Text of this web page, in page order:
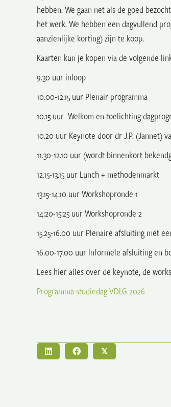
hebben. We gaan net als de goed
het werk. We hebben een dagvullend
aanzienlijke korting) zijn te koop.
Kaarten kun je kopen via de volgende
9.30 uur inloop
10.00-12.15 uur Plenair programma
10.15 uur Welkom en toelichting
10.20 uur Keynote door dr J.P. (Jannet)
11.30-12.10 uur (wordt binnenkort
12.15-13.15 uur Lunch + methodenmarkt
13.15-14.10 uur Workshopronde 1
14:20-15:25 uur Workshopronde 2
15.25-16.00 uur Plenaire afsluiting met
16.00-17.00 uur Informele afsluiting en
Lees hier alles over de keynote, de
Programma studiedag VDLG 2026
𝕏